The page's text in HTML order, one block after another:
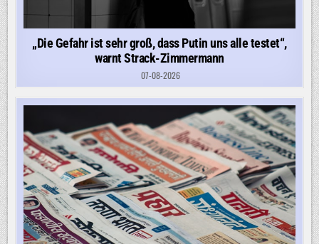
„Die Gefahr ist sehr groß, dass Putin uns alle testet“,
warnt Strack-Zimmermann
07-08-2026